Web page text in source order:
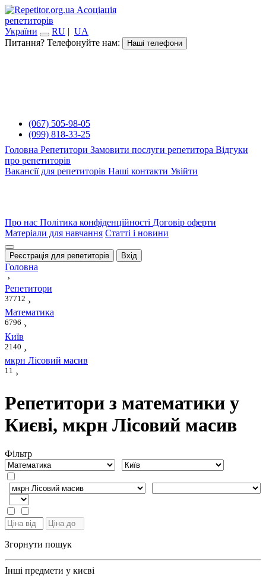
Асоціація
репетиторів
України
RU | UA
Питання? Телефонуйте нам:
Наші телефони
(067) 505-98-05
(099) 818-33-25
Головна Репетитори Замовити послуги репетитора Відгуки
про репетиторів
Вакансії для репетиторів Наші контакти Увійти
Про нас Політика конфіденційності Договір оферти
Матеріали для навчання Статті і новини
Реєстрація для репетиторів Вхід
Головна
›
Репетитори
37712 ›
Математика
6796 ›
Київ
2140 ›
мкрн Лісовий масив
11 ›
Репетитори з математики у
Києві, мкрн Лісовий масив
Фiльтр
Згорнути пошук
Інші предмети у києві